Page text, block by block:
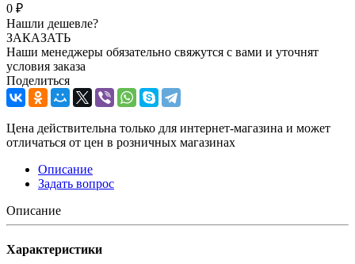
0 ₽
Нашли дешевле?
ЗАКАЗАТЬ
Наши менеджеры обязательно свяжутся с вами и уточнят
условия заказа
Поделиться
Цена действительна только для интернет-магазина и может
отличаться от цен в розничных магазинах
Описание
Задать вопрос
Описание
Характеристики